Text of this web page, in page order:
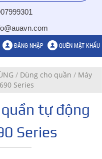
ĐĂNG NHẬP QUÊN MẬT KHẨU
/ Dùng cho quần / Máy
Series
tự động
Series